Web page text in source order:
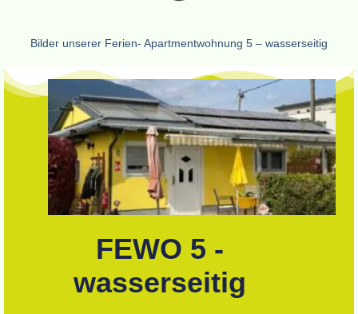
Bilder unserer Ferien- Apartmentwohnung 5 – wasserseitig
FEWO 5 -
wasserseitig